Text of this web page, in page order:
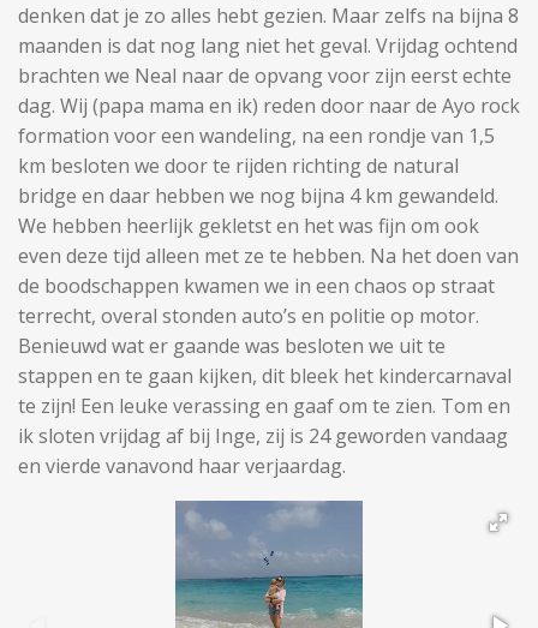
denken dat je zo alles hebt gezien. Maar zelfs na bijna 8
maanden is dat nog lang niet het geval. Vrijdag ochtend
brachten we Neal naar de opvang voor zijn eerst echte
dag. Wij (papa mama en ik) reden door naar de Ayo rock
formation voor een wandeling, na een rondje van 1,5
km besloten we door te rijden richting de natural
bridge en daar hebben we nog bijna 4 km gewandeld.
We hebben heerlijk gekletst en het was fijn om ook
even deze tijd alleen met ze te hebben. Na het doen van
de boodschappen kwamen we in een chaos op straat
terrecht, overal stonden auto’s en politie op motor.
Benieuwd wat er gaande was besloten we uit te
stappen en te gaan kijken, dit bleek het kindercarnaval
te zijn! Een leuke verassing en gaaf om te zien. Tom en
ik sloten vrijdag af bij Inge, zij is 24 geworden vandaag
en vierde vanavond haar verjaardag.